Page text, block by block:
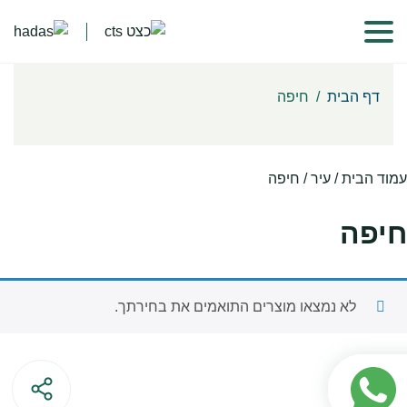
דף הבית / חיפה
עמוד הבית/ עיר / חיפה
חיפה
לא נמצאו מוצרים התואמים את בחירתך.